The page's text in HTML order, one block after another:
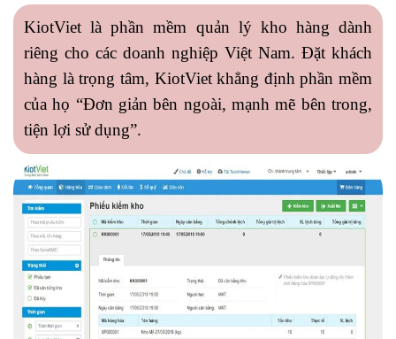
KiotViet làphần mềm quản lý kho hàng dành
riêng cho các doanh nghiệp Việt Nam. Đặt khách
hàng là trọng tâm, KiotViet khẳng định phần mềm
của họ “Đơn giản bên ngoài, mạnh mẽ bên trong,
tiện lợi sử dụng”.